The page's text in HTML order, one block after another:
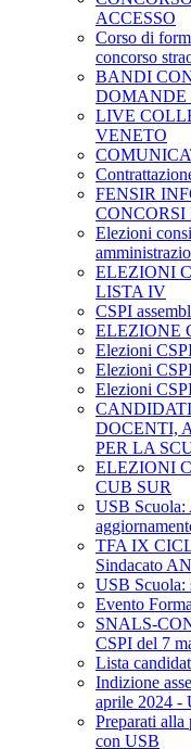
ACCESSO
Corso di
concorso
BANDI
DOMANDE
LIVE
VENETO
FENSIR
CONCORSI
Elezioni
ELEZIONI
LISTA IV
CSPI
ELEZIONE
Elezioni
Elezioni
Elezioni
CANDIDATI
DOCENTI,
PER LA
ELEZIONI
CUB SUR
USB Scuola:
TFA IX
Sindacato
USB Scuola:
Evento
SNALS-
CSPI del 7
Lista
Indizione
aprile 2024 -
Preparati alla
con USB